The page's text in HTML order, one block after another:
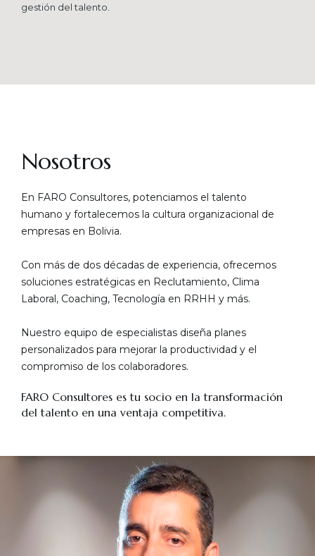
gestión del talento.
Nosotros
En FARO Consultores, potenciamos el talento
humano y fortalecemos la cultura organizacional de
empresas en Bolivia.
Con más de dos décadas de experiencia, ofrecemos
soluciones estratégicas en Reclutamiento, Clima
Laboral, Coaching, Tecnología en RRHH y más.
Nuestro equipo de especialistas diseña planes
personalizados para mejorar la productividad y el
compromiso de los colaboradores.
FARO Consultores es tu socio en la transformación
del talento en una ventaja competitiva.